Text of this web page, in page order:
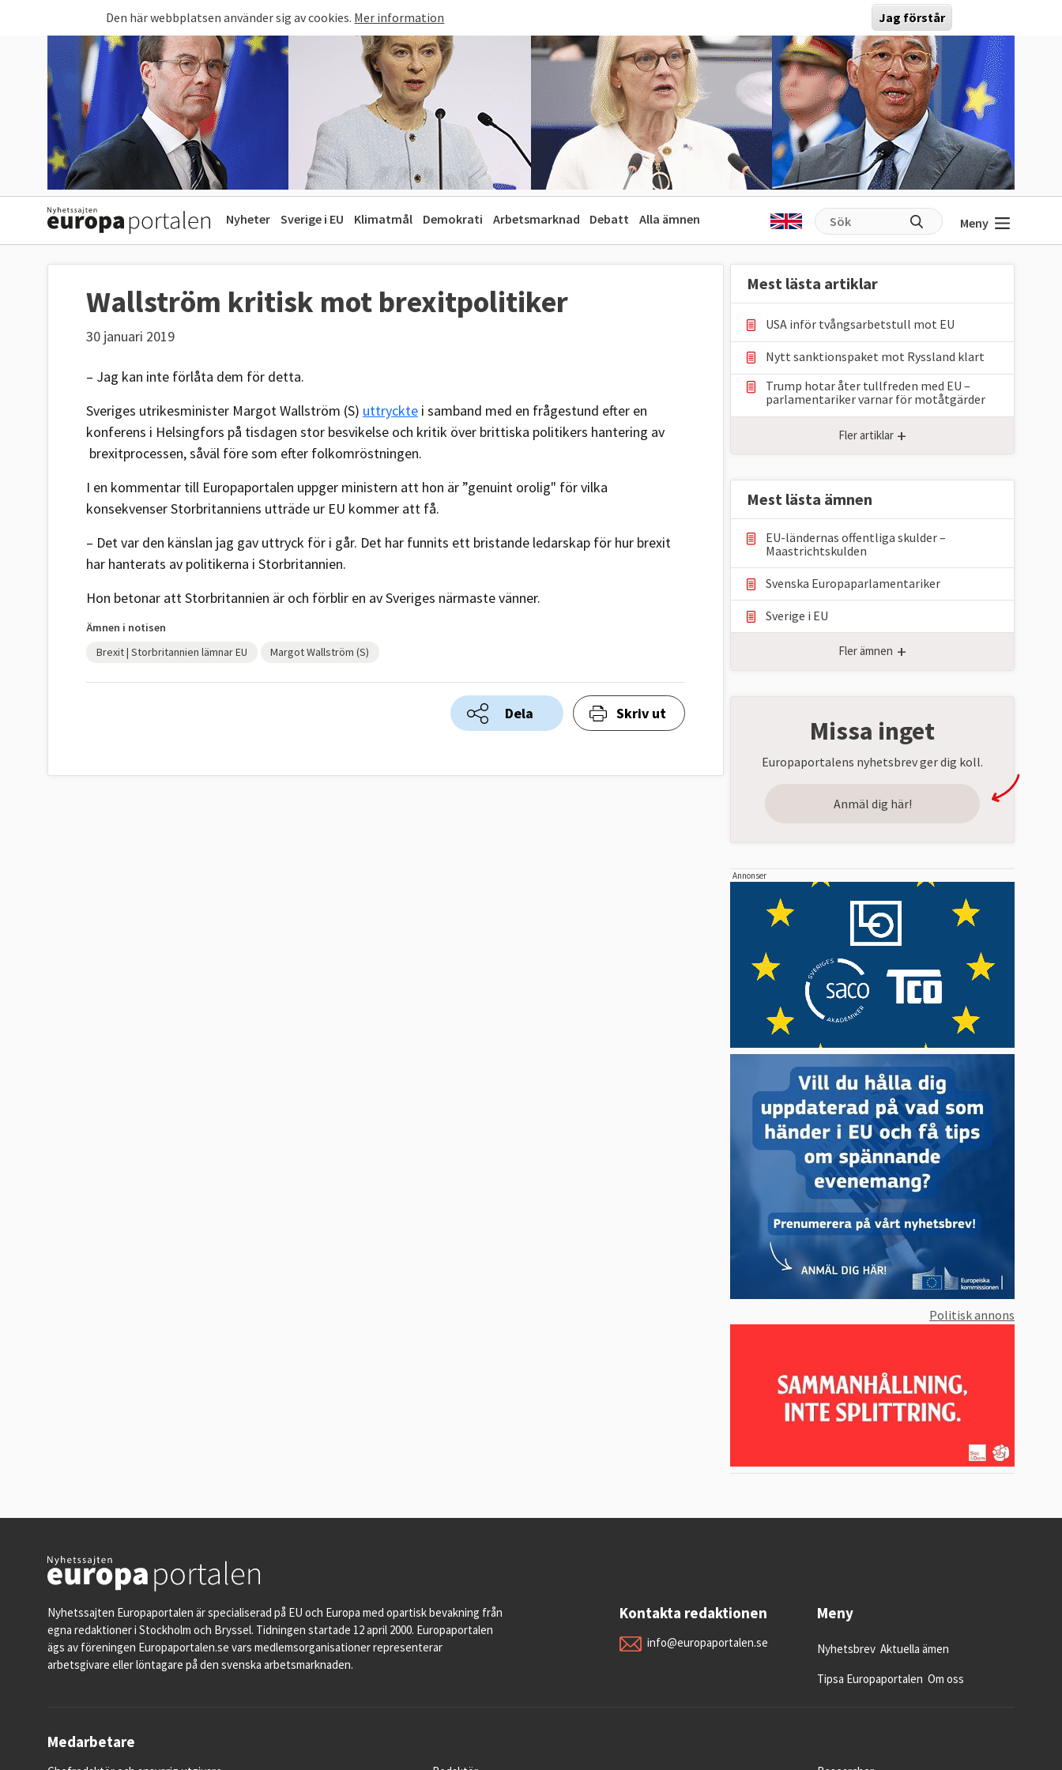
Den här webbplatsen använder sig av cookies. Mer information Jag förstår
Nyheter Sverige i EU Klimatmål Demokrati Arbetsmarknad Debatt Alla ämnen Meny
Wallström kritisk mot brexitpolitiker
30 januari 2019
– Jag kan inte förlåta dem för detta.
Sveriges utrikesminister Margot Wallström (S) uttryckte i samband med en frågestund efter en
konferens i Helsingfors på tisdagen stor besvikelse och kritik över brittiska politikers hantering av
brexitprocessen, såväl före som efter folkomröstningen.
I en kommentar till Europaportalen uppger ministern att hon är ”genuint orolig" för vilka
konsekvenser Storbritanniens utträde ur EU kommer att få.
– Det var den känslan jag gav uttryck för i går. Det har funnits ett bristande ledarskap för hur brexit
har hanterats av politikerna i Storbritannien.
Hon betonar att Storbritannien är och förblir en av Sveriges närmaste vänner.
Ämnen i notisen
Brexit | Storbritannien lämnar EU
Margot Wallström (S)
Dela Skriv ut
Mest lästa artiklar
USA inför tvångsarbetstull mot EU
Nytt sanktionspaket mot Ryssland klart
Trump hotar åter tullfreden med EU –
parlamentariker ⁠varnar för motåtgärder
Fler artiklar +
Mest lästa ämnen
EU-ländernas offentliga skulder –
Maastrichtskulden
Svenska Europaparlamentariker
Sverige i EU
Fler ämnen +
Missa inget
Europaportalens nyhetsbrev ger dig koll.
Anmäl dig här!
Annonser
Politisk annons
Nyhetssajten Europaportalen är specialiserad på EU och Europa med opartisk bevakning från
egna redaktioner i Stockholm och Bryssel. Tidningen startade 12 april 2000. Europaportalen
ägs av föreningen Europaportalen.se vars medlemsorganisationer representerar
arbetsgivare eller löntagare på den svenska arbetsmarknaden.
Kontakta redaktionen
info@europaportalen.se
Meny
Nyhetsbrev Aktuella ämen
Tipsa Europaportalen Om oss
Medarbetare